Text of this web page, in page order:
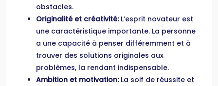
obstacles.
Originalité et créativité: L’esprit novateur est
une caractéristique importante. La personne
a une capacité à penser différemment et à
trouver des solutions originales aux
problèmes, la rendant indispensable.
Ambition et motivation: La soif de réussite et